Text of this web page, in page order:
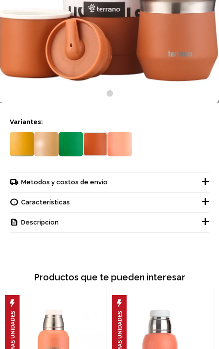
Variantes:
Metodos y costos de envío
Características
Descripcion
Productos que te pueden interesar